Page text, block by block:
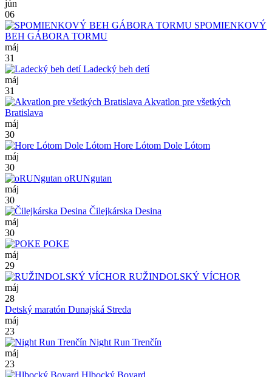
jún
06
SPOMIENKOVÝ
BEH GÁBORA TORMU
máj
31
Ladecký beh detí
máj
31
Akvatlon pre všetkých
Bratislava
máj
30
Hore Lótom Dole Lótom
máj
30
oRUNgutan
máj
30
Čilejkárska Desina
máj
30
POKE
máj
29
RUŽINDOLSKÝ VÍCHOR
máj
28
Detský maratón Dunajská Streda
máj
23
Night Run Trenčín
máj
23